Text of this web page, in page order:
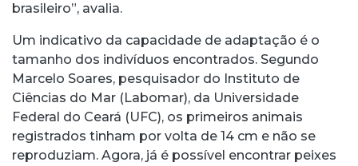
brasileiro”, avalia.
Um indicativo da capacidade de adaptação é o
tamanho dos indivíduos encontrados. Segundo
Marcelo Soares, pesquisador do Instituto de
Ciências do Mar (Labomar), da Universidade
Federal do Ceará (UFC), os primeiros animais
registrados tinham por volta de 14 cm e não se
reproduziam. Agora, já é possível encontrar peixes